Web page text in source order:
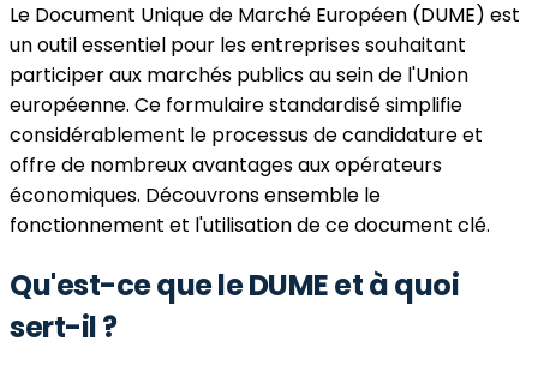
Le Document Unique de Marché Européen (DUME) est
un outil essentiel pour les entreprises souhaitant
participer aux marchés publics au sein de l'Union
européenne. Ce formulaire standardisé simplifie
considérablement le processus de candidature et
offre de nombreux avantages aux opérateurs
économiques. Découvrons ensemble le
fonctionnement et l'utilisation de ce document clé.
Qu'est-ce que le DUME et à quoi
sert-il ?